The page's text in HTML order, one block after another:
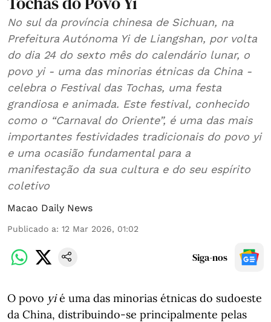
No sul da província chinesa de Sichuan, na
Prefeitura Autónoma Yi de Liangshan, por volta
do dia 24 do sexto mês do calendário lunar, o
povo yi - uma das minorias étnicas da China -
celebra o Festival das Tochas, uma festa
grandiosa e animada. Este festival, conhecido
como o “Carnaval do Oriente”, é uma das mais
importantes festividades tradicionais do povo yi
e uma ocasião fundamental para a
manifestação da sua cultura e do seu espírito
coletivo
Macao Daily News
Publicado a: 12 Mar 2026, 01:02
Siga-nos
O povo yié uma das minorias étnicas do sudoeste
da China, distribuindo-se principalmente pelas